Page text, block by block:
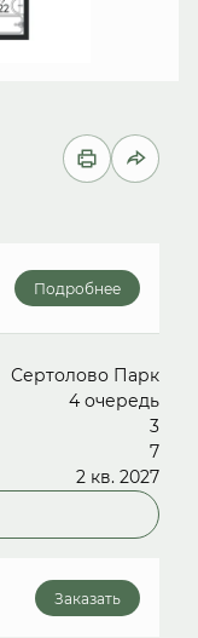
Подробнее
Сертолово Парк
4 очередь
3
7
2 кв. 2027
Заказать